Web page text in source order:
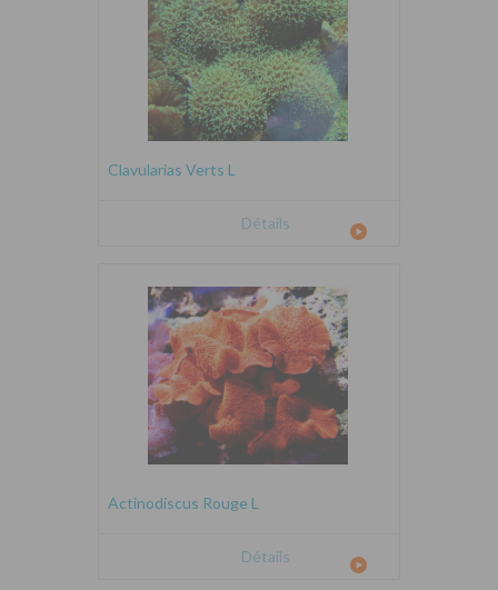
Clavularias Verts L
Détails
Actinodiscus Rouge L
Détails